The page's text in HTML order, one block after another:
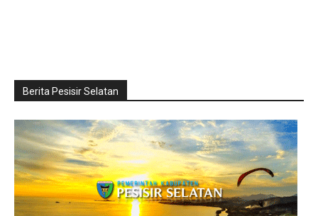
Berita Pesisir Selatan